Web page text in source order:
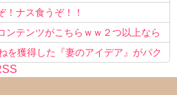
！ナス食うぞ！！
ンテンツがこちらｗｗ２つ以上なら
を獲得した『妻のアイデア』がパク